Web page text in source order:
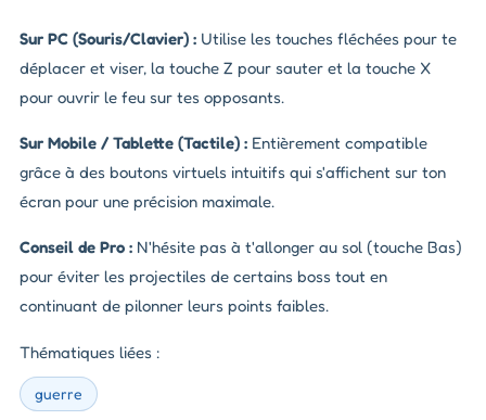
Sur PC (Souris/Clavier) : Utilise les touches fléchées pour te
déplacer et viser, la touche Z pour sauter et la touche X
pour ouvrir le feu sur tes opposants.
Sur Mobile / Tablette (Tactile) : Entièrement compatible
grâce à des boutons virtuels intuitifs qui s'affichent sur ton
écran pour une précision maximale.
Conseil de Pro : N'hésite pas à t'allonger au sol (touche Bas)
pour éviter les projectiles de certains boss tout en
continuant de pilonner leurs points faibles.
Thématiques liées :
guerre